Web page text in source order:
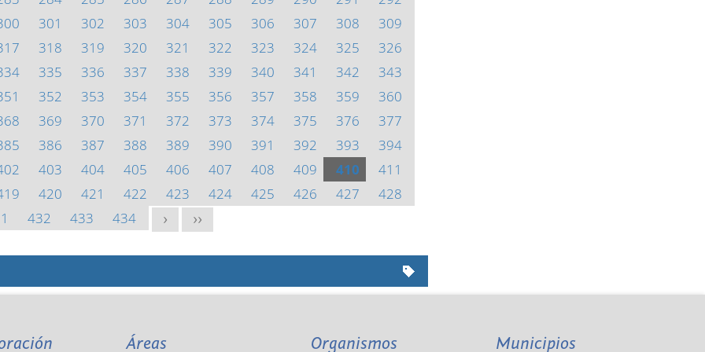
301 302 303 304 305 306 307 308
309
318 319 320 321 322 323 324 325
326
335 336 337 338 339 340 341 342
343
352 353 354 355 356 357 358 359
360
369 370 371 372 373 374 375 376
377
386 387 388 389 390 391 392 393
394
403 404 405 406 407 408 409 410
411
420 421 422 423 424 425 426 427
428
432 433 434 > >>
Áreas Organismos Municipios